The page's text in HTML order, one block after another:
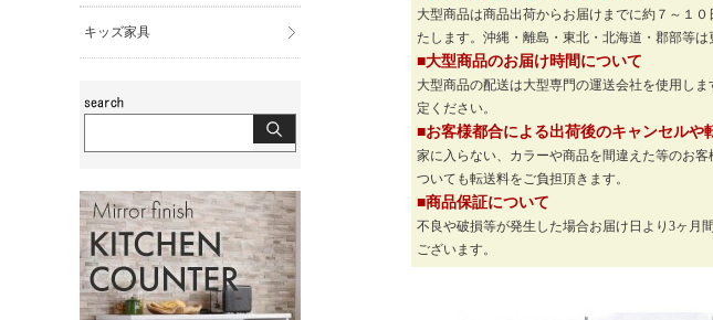
大型商品は商品出荷からお届けまでに約７～１
たします。沖縄・離島・東北・北海道・郡部等は
■大型商品のお届け時間について
大型商品の配送は大型専門の運送会社を使用し
定ください。
■お客様都合による出荷後のキャンセルや
家に入らない、カラーや商品を間違えた等のお
ついても転送料をご負担頂きます。
■商品保証について
不良や破損等が発生した場合お届け日より3ヶ月
ございます。
キッズ家具